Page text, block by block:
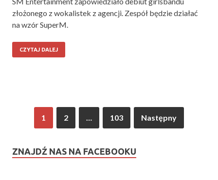
złożonego z wokalistek z agencji. Zespół będzie działać
na wzór SuperM.
CZYTAJ DALEJ
1 2 103 Następny
ZNAJDŹ NAS NA FACEBOOKU